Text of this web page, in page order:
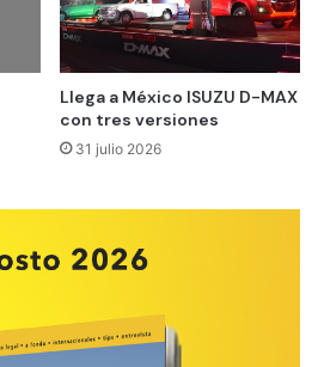
Llega a México ISUZU D-MAX
con tres versiones
31 julio 2026